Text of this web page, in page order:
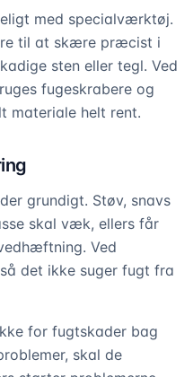
med specialværktøj.
til at skære præcist i
sten eller tegl. Ved
fugeskrabere og
materiale helt rent.
grundigt. Støv, snavs
skal væk, ellers får
Ved
det ikke suger fugt fra
for fugtskader bag
skal de